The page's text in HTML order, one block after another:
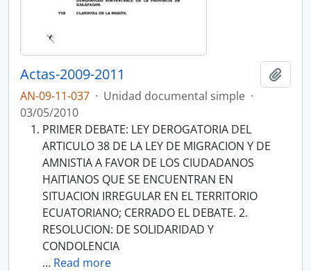
Actas-2009-2011
AN-09-11-037 · Unidad documental simple ·
03/05/2010
PRIMER DEBATE: LEY DEROGATORIA DEL
ARTICULO 38 DE LA LEY DE MIGRACION Y DE
AMNISTIA A FAVOR DE LOS CIUDADANOS
HAITIANOS QUE SE ENCUENTRAN EN
SITUACION IRREGULAR EN EL TERRITORIO
ECUATORIANO; CERRADO EL DEBATE. 2.
RESOLUCION: DE SOLIDARIDAD Y
CONDOLENCIA
… Read more